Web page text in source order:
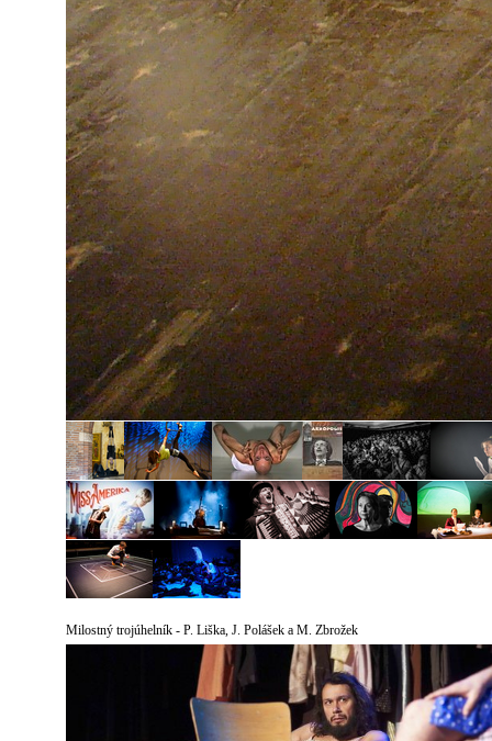
Milostný trojúhelník - P. Liška, J. Polášek a M. Zbrožek